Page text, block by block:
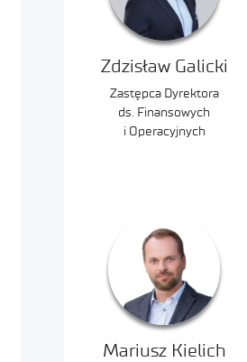
Zdzisław Galicki
Zastępca Dyrektora
ds. Finansowych
i Operacyjnych
Mariusz Kielich